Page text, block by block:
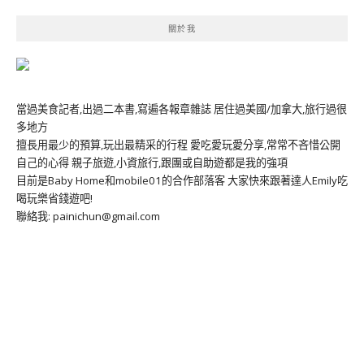
關於我
當過美食記者,出過二本書,寫遍各報章雜誌 居住過美國/加拿大,旅行過很
多地方
擅長用最少的預算,玩出最精采的行程 愛吃愛玩愛分享,常常不吝惜公開
自己的心得 親子旅遊,小資旅行,跟團或自助遊都是我的強項
目前是Baby Home和mobile01的合作部落客 大家快來跟著達人Emily吃
喝玩樂省錢遊吧!
聯絡我: painichun@gmail.com